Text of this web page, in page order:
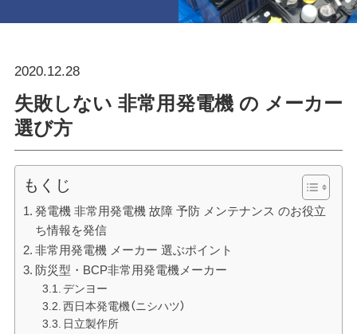
2020.12.28
失敗しない 非常用発電機 の メーカー
選び方
もくじ
発電機 非常用発電機 故障 予防 メンテナンス のお役立
ち情報を発信
非常用発電機 メーカー 選ぶポイント
防災型・BCP非常用発電機メーカー
デンヨー
西日本発電機（ニシハツ）
日立製作所